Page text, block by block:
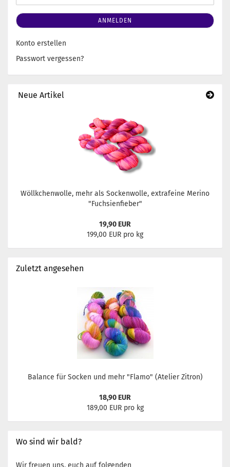
ANMELDEN
Konto erstellen
Passwort vergessen?
Neue Artikel
Wöllkchenwolle, mehr als Sockenwolle, extrafeine Merino
"Fuchsienfieber"
19,90 EUR
199,00 EUR pro kg
Zuletzt angesehen
Balance für Socken und mehr "Flamo" (Atelier Zitron)
18,90 EUR
189,00 EUR pro kg
Wo sind wir bald?
Wir freuen uns, euch auf folgenden